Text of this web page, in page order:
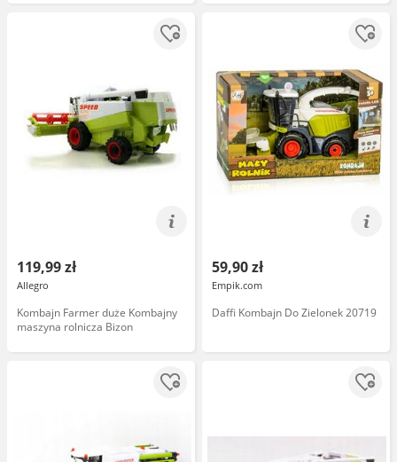
119,99 zł
Allegro
Kombajn Farmer duże Kombajny
maszyna rolnicza Bizon
59,90 zł
Empik.com
Daffi Kombajn Do Zielonek 20719